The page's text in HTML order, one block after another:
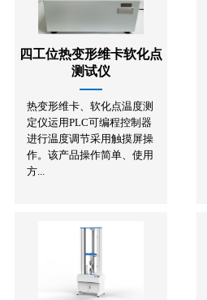
四工位热变形维卡软化点
测试仪
热变形维卡、软化点温度测
定仪运用PLC可编程控制器
进行温度调节采用触摸屏操
作。该产品操作简单、使用
方...